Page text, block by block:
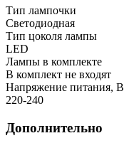
Тип лампочки
Светодиодная
Тип цоколя лампы
LED
Лампы в комплекте
В комплект не входят
Напряжение питания, В
220-240
Дополнительно